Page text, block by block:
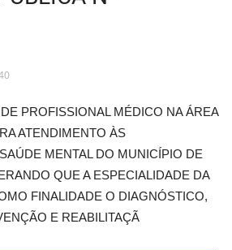
PROFISSIONAL MÉDICO NA ÁREA
ATENDIMENTO ÀS
MENTAL DO MUNICÍPIO DE
QUE A ESPECIALIDADE DA
FINALIDADE O DIAGNÓSTICO,
E REABILITAÇÃ